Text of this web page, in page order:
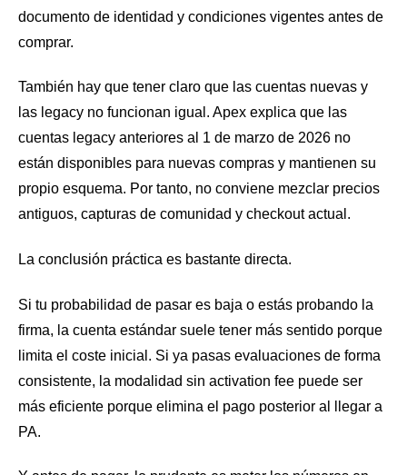
documento de identidad y condiciones vigentes antes de
comprar.
También hay que tener claro que las cuentas nuevas y
las legacy no funcionan igual. Apex explica que las
cuentas legacy anteriores al 1 de marzo de 2026 no
están disponibles para nuevas compras y mantienen su
propio esquema. Por tanto, no conviene mezclar precios
antiguos, capturas de comunidad y checkout actual.
La conclusión práctica es bastante directa.
Si tu probabilidad de pasar es baja o estás probando la
firma, la cuenta estándar suele tener más sentido porque
limita el coste inicial. Si ya pasas evaluaciones de forma
consistente, la modalidad sin activation fee puede ser
más eficiente porque elimina el pago posterior al llegar a
PA.